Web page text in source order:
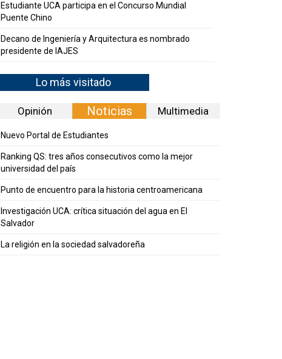
Estudiante UCA participa en el Concurso Mundial
Puente Chino
Decano de Ingeniería y Arquitectura es nombrado
presidente de IAJES
Lo más visitado
Opinión Noticias Multimedia
Nuevo Portal de Estudiantes
Ranking QS: tres años consecutivos como la mejor
universidad del país
Punto de encuentro para la historia centroamericana
Investigación UCA: crítica situación del agua en El
Salvador
La religión en la sociedad salvadoreña